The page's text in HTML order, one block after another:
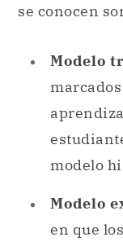
modelo
Modelo
en que
manera
de un